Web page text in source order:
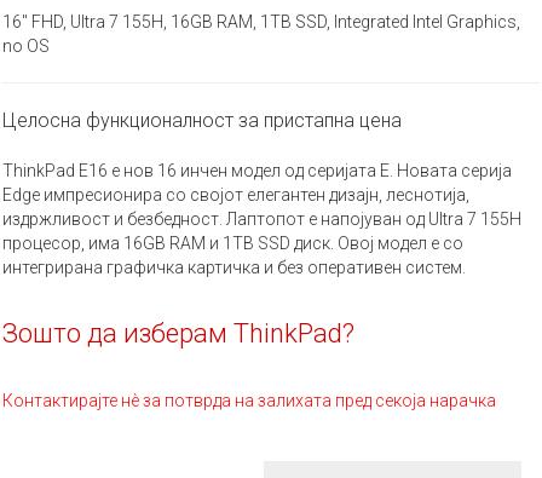
16" FHD, Ultra 7 155H, 16GB RAM, 1TB SSD, Integrated Intel Graphics,
no OS
Целосна функционалност за пристапна цена
ThinkPad E16 е нов 16 инчен модел од серијата Е. Новата серија
Edge импресионира со својот елегантен дизајн, леснотија,
издржливост и безбедност. Лаптопот е напојуван од Ultra 7 155H
процесор, има 16GB RAM и 1TB SSD диск. Овој модел е со
интегрирана графичка картичка и без оперативен систем.
Зошто да изберам ThinkPad?
Контактирајте нè за потврда на залихата пред секоја нарачка